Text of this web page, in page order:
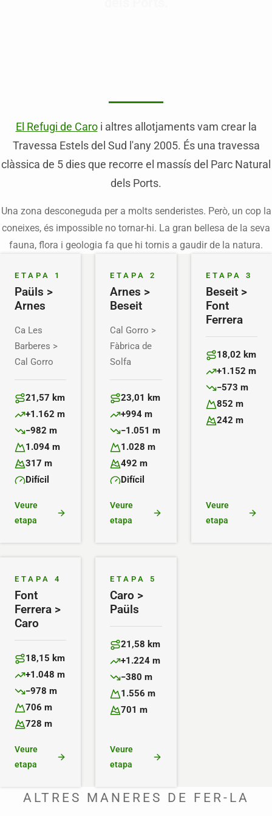
El Refugi de Caroi altres allotjaments vam crear la
Travessa Estels del Sud l'any 2005. És una travessa
clàssica de 5 dies que recorre el massís del Parc Natural
dels Ports.
Una zona desconeguda per a molts senderistes. Però, un cop la
coneixes, és impossible no tornar-hi. La gran bellesa de la seva
fauna, flora i geologia fa que hi tornis a gaudir de la natura.
ETAPA 1
Paüls >
Arnes
Ca Les
Barberes >
Cal Gorro
Distància:
21,57 km
Desnivell positiu:
+1.162 m
Desnivell negatiu:
−982 m
Altitud màxima:
1.094 m
Altitud mínima:
317 m
Dificultat:
Difícil
Veure
etapa
ETAPA 2
Arnes >
Beseit
Cal Gorro >
Fàbrica de
Solfa
Distància:
23,01 km
Desnivell positiu:
+994 m
Desnivell negatiu:
−1.051 m
Altitud màxima:
1.028 m
Altitud mínima:
492 m
Dificultat:
Difícil
Veure
etapa
ETAPA 3
Beseit >
Font
Ferrera
Distància:
18,02 km
Desnivell
+1.152 m
Desnivell
−573 m
Altitud màxima:
852 m
Altitud mínima:
242 m
Veure
etapa
ETAPA 4
Font
Ferrera >
Caro
Distància:
18,15 km
Desnivell positiu:
+1.048 m
Desnivell negatiu:
−978 m
Altitud màxima:
706 m
Altitud mínima:
728 m
Veure
etapa
ETAPA 5
Caro >
Paüls
Distància:
21,58 km
Desnivell positiu:
+1.224 m
Desnivell negatiu:
−380 m
Altitud màxima:
1.556 m
Altitud mínima:
701 m
Veure
etapa
ALTRES MANERES DE FER-LA